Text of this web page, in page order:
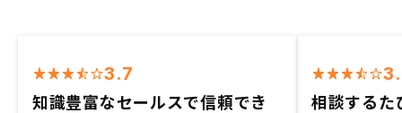
3.7
知識豊富なセールスで信頼でき
相談するた